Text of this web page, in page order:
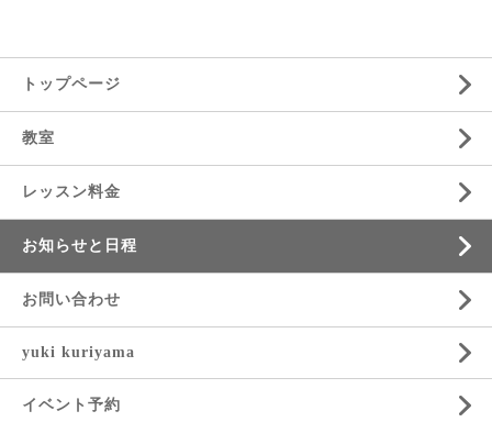
トップページ
教室
レッスン料金
お知らせと日程
お問い合わせ
yuki kuriyama
イベント予約